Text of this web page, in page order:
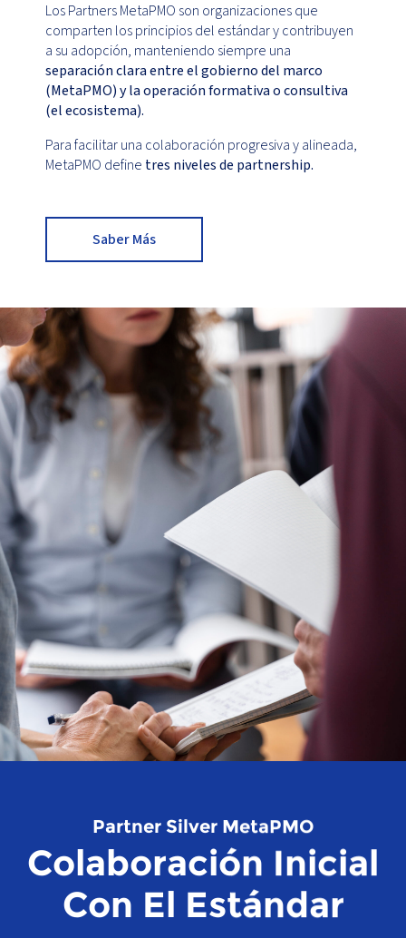
Los Partners MetaPMO son organizaciones que
comparten los principios del estándar y contribuyen
a su adopción, manteniendo siempre una
separación clara entre el gobierno del marco
(MetaPMO) y la operación formativa o consultiva
(el ecosistema).
Para facilitar una colaboración progresiva y alineada,
MetaPMO define tres niveles de partnership.
Saber Más
Partner Silver MetaPMO
Colaboración Inicial
Con El Estándar